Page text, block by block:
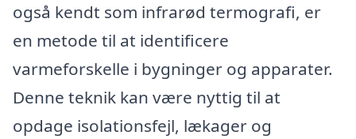
også kendt som infrarød termografi, er
en metode til at identificere
varmeforskelle i bygninger og apparater.
Denne teknik kan være nyttig til at
opdage isolationsfejl, lækager og